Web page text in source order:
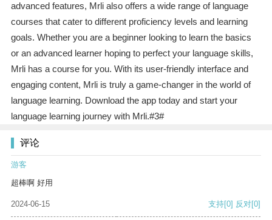
advanced features, Mrli also offers a wide range of language
courses that cater to different proficiency levels and learning
goals. Whether you are a beginner looking to learn the basics
or an advanced learner hoping to perfect your language skills,
Mrli has a course for you. With its user-friendly interface and
engaging content, Mrli is truly a game-changer in the world of
language learning. Download the app today and start your
language learning journey with Mrli.#3#
评论
游客
超棒啊 好用
2024-06-15 支持[0] 反对[0]